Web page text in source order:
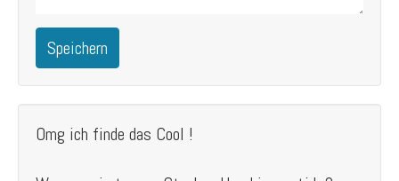
Speichern
Omg ich finde das Cool !